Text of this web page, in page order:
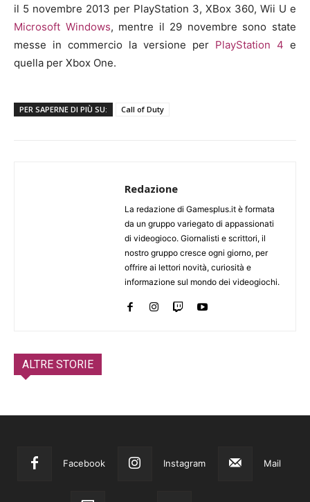
il 5 novembre 2013 per PlayStation 3, XBox 360, Wii U e
Microsoft Windows, mentre il 29 novembre sono state
messe in commercio la versione per PlayStation 4 e
quella per Xbox One.
PER SAPERNE DI PIÙ SU: Call of Duty
Redazione
La redazione di Gamesplus.it è formata
da un gruppo variegato di appassionati
di videogioco. Giornalisti e scrittori, il
nostro gruppo cresce ogni giorno, per
offrire ai lettori novità, curiosità e
informazione sul mondo dei videogiochi.
ALTRE STORIE
Facebook Instagram Mail